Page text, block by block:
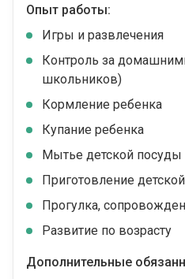
Опыт работы:
Игры и развлечения
Контроль за
школьников)
Кормление ребенка
Купание ребенка
Мытье детской посуды
Приготовление
Прогулка,
Развитие по возрасту
Дополнительные